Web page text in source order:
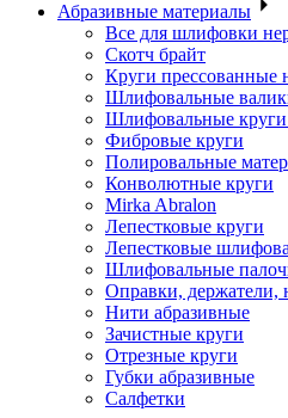
Абразивные материалы
Все для шлифовки
Скотч брайт
Круги прессованные
Шлифовальные
Шлифовальные круги
Фибровые круги
Полировальные
Конволютные круги
Mirka Abralon
Лепестковые круги
Лепестковые
Шлифовальные
Оправки,
Нити абразивные
Зачистные круги
Отрезные круги
Губки абразивные
Салфетки